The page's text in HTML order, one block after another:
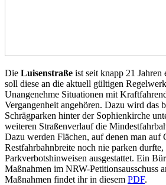
Die Luisenstraße ist seit knapp 21 Jahren
soll diese an die aktuell gültigen
Unangenehme Situationen mit
Vergangenheit angehören. Dazu wird das
Schrägparken hinter der Sophienkirche
weiteren Straßenverlauf die
Dazu werden Flächen, auf denen man auf
Restfahrbahnbreite noch nie parken
Parkverbotshinweisen ausgestattet. Ein
Maßnahmen im NRW-Petitionsausschuss
Maßnahmen findet ihr in diesem PDF.